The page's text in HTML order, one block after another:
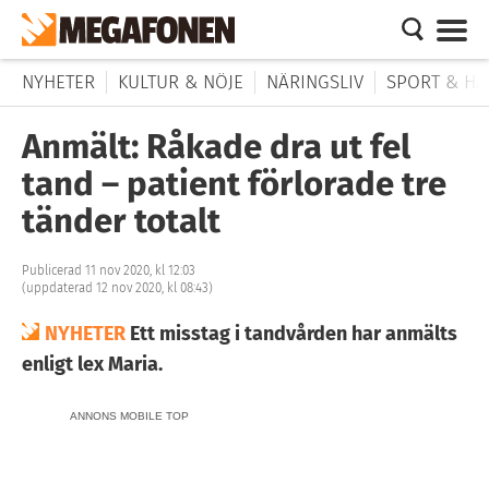
NYHETER KULTUR & NÖJE NÄRINGSLIV SPORT &
Anmält: Råkade dra ut fel
tand – patient förlorade tre
tänder totalt
Publicerad 11 nov 2020, kl 12:03
(uppdaterad 12 nov 2020, kl 08:43)
NYHETER Ett misstag i tandvården har anmälts
enligt lex Maria.
ANNONS MOBILE TOP